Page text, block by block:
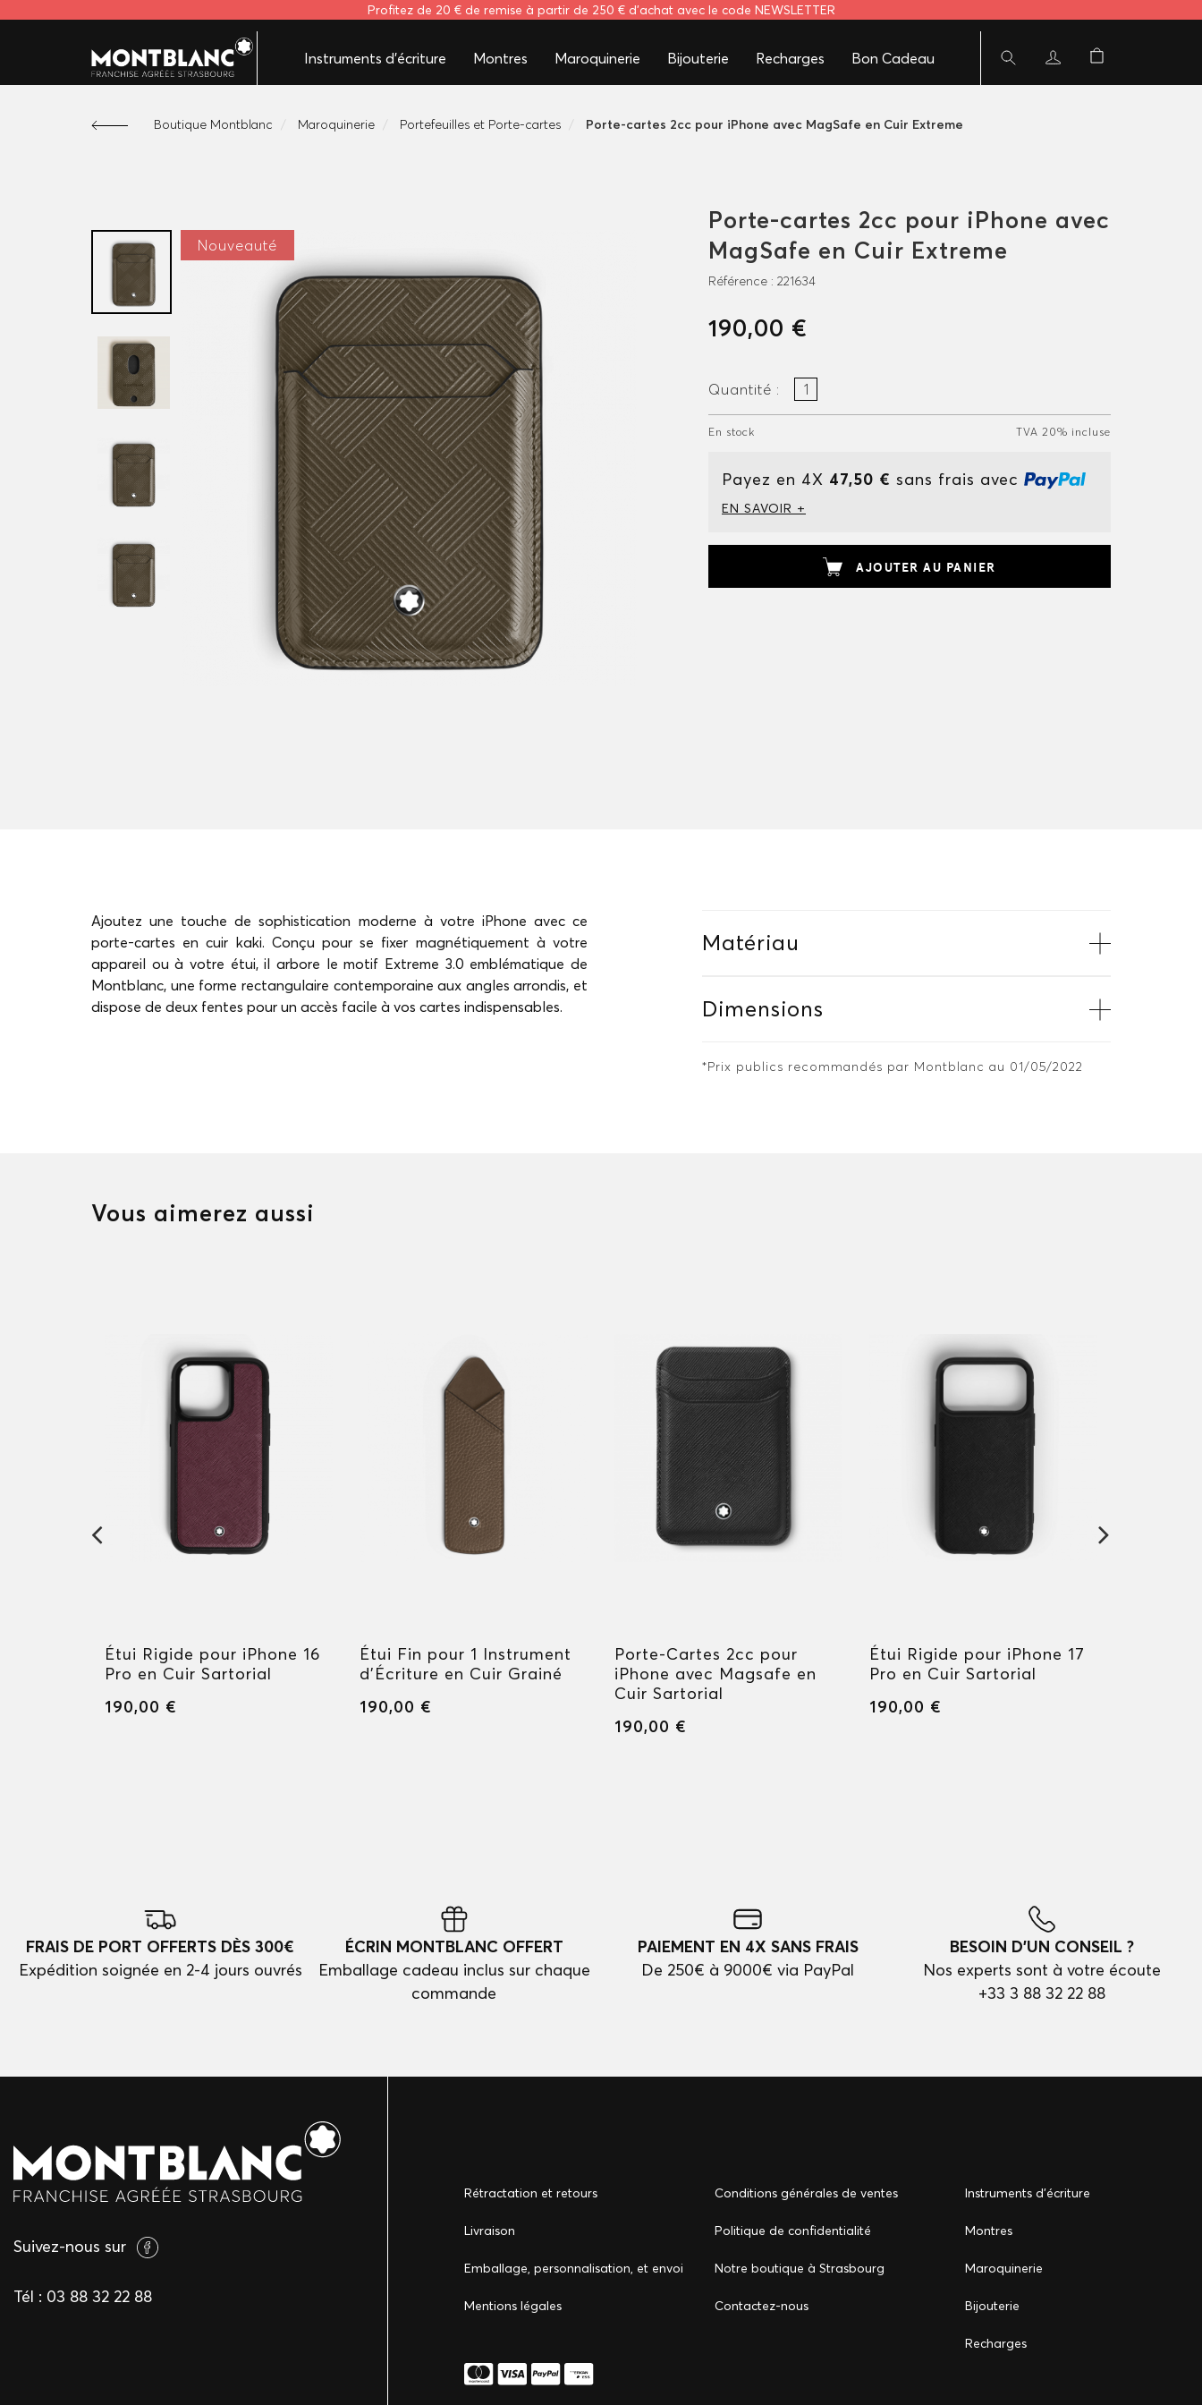
Profitez de 20 € de remise à partir de 250 € d'achat avec le code NEWSLETTER
Instruments d'écriture Montres Maroquinerie Bijouterie Recharges Bon Cadeau
Boutique Montblanc Maroquinerie Portefeuilles et Porte-cartes Porte-cartes 2cc pour iPhone avec MagSafe en Cuir Extreme
Nouveauté
Porte-cartes 2cc pour iPhone avec
MagSafe en Cuir Extreme
Référence : 221634
190,00 €
Quantité :
En stock TVA 20% incluse
Payez en 4X 47,50 € sans frais avec
EN SAVOIR +
AJOUTER AU PANIER
Ajoutez une touche de sophistication moderne à votre iPhone avec ce
porte-cartes en cuir kaki. Conçu pour se fixer magnétiquement à votre
appareil ou à votre étui, il arbore le motif Extreme 3.0 emblématique de
Montblanc, une forme rectangulaire contemporaine aux angles arrondis, et
dispose de deux fentes pour un accès facile à vos cartes indispensables.
Matériau
Dimensions
*Prix publics recommandés par Montblanc au 01/05/2022
Vous aimerez aussi
Étui Rigide pour iPhone 16
Pro en Cuir Sartorial
190,00 €
Étui Fin pour 1 Instrument
d'Écriture en Cuir Grainé
190,00 €
Porte-Cartes 2cc pour
iPhone avec Magsafe en
Cuir Sartorial
190,00 €
Étui Rigide pour iPhone 17
Pro en Cuir Sartorial
190,00 €
FRAIS DE PORT OFFERTS DÈS 300€
Expédition soignée en 2-4 jours ouvrés
ÉCRIN MONTBLANC OFFERT
Emballage cadeau inclus sur chaque
commande
PAIEMENT EN 4X SANS FRAIS
De 250€ à 9000€ via PayPal
BESOIN D'UN CONSEIL ?
Nos experts sont à votre écoute
+33 3 88 32 22 88
Suivez-nous sur
Tél : 03 88 32 22 88
Rétractation et retours
Livraison
Emballage, personnalisation, et envoi
Mentions légales
Conditions générales de ventes
Politique de confidentialité
Notre boutique à Strasbourg
Сontactez-nous
Instruments d'écriture
Montres
Maroquinerie
Bijouterie
Recharges